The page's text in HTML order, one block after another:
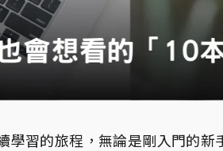
學習的旅程，無論是剛入門的